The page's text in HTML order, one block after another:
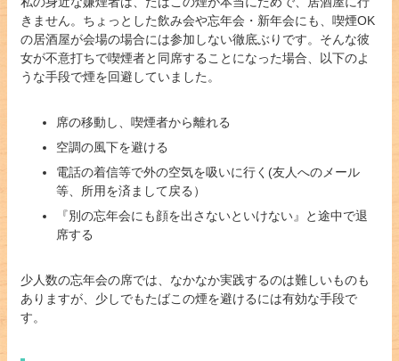
きません。ちょっとした飲み会や忘年会・新年会にも、喫煙OK
の居酒屋が会場の場合には参加しない徹底ぶりです。そんな彼
女が不意打ちで喫煙者と同席することになった場合、以下のよ
うな手段で煙を回避していました。
席の移動し、喫煙者から離れる
空調の風下を避ける
電話の着信等で外の空気を吸いに行く(友人へのメール
等、所用を済まして戻る）
『別の忘年会にも顔を出さないといけない』と途中で退
席する
少人数の忘年会の席では、なかなか実践するのは難しいものも
ありますが、少しでもたばこの煙を避けるには有効な手段で
す。